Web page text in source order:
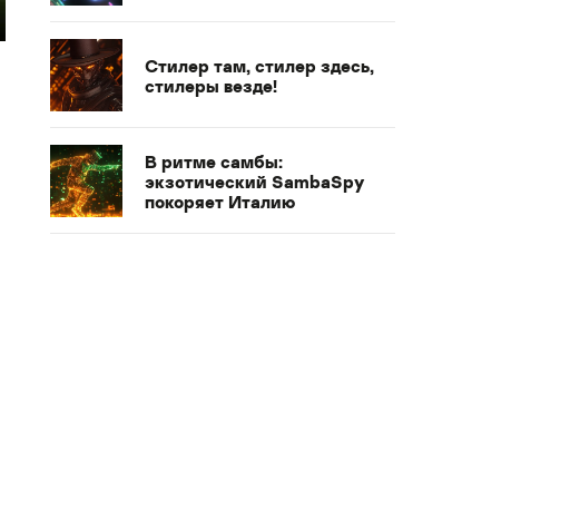
Стилер там, стилер здесь,
стилеры везде!
В ритме самбы:
экзотический SambaSpy
покоряет Италию